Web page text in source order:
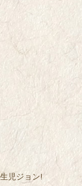
児ジョン!